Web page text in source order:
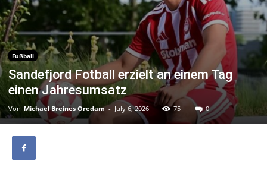
Fußball
Sandefjord Fotball erzielt an einem Tag
einen Jahresumsatz
Von Michael Breines Oredam - July 6, 2026 75 0